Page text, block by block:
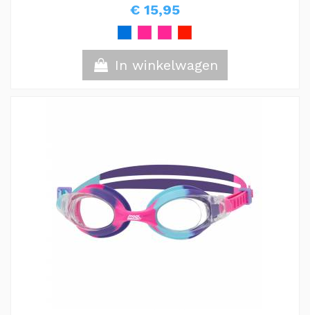
€ 15,95
In winkelwagen